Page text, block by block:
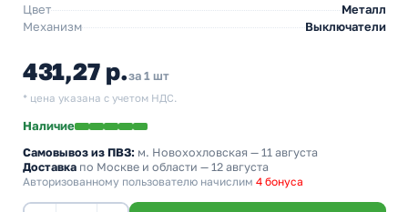
Цвет
Металл
Механизм
Выключатели
431,27 р.за 1 шт
* цена указана с учетом НДС.
Наличие
Самовывоз из ПВЗ: м. Новохохловская — 11 августа
Доставка по Москве и области — 12 августа
Авторизованному пользователю начислим 4 бонуса